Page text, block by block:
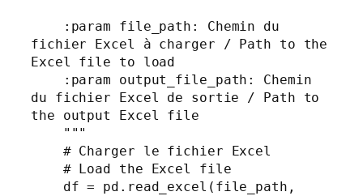
fichier Excel à charger / Path to the
Excel file to load
du fichier Excel de sortie / Path to
the output Excel file